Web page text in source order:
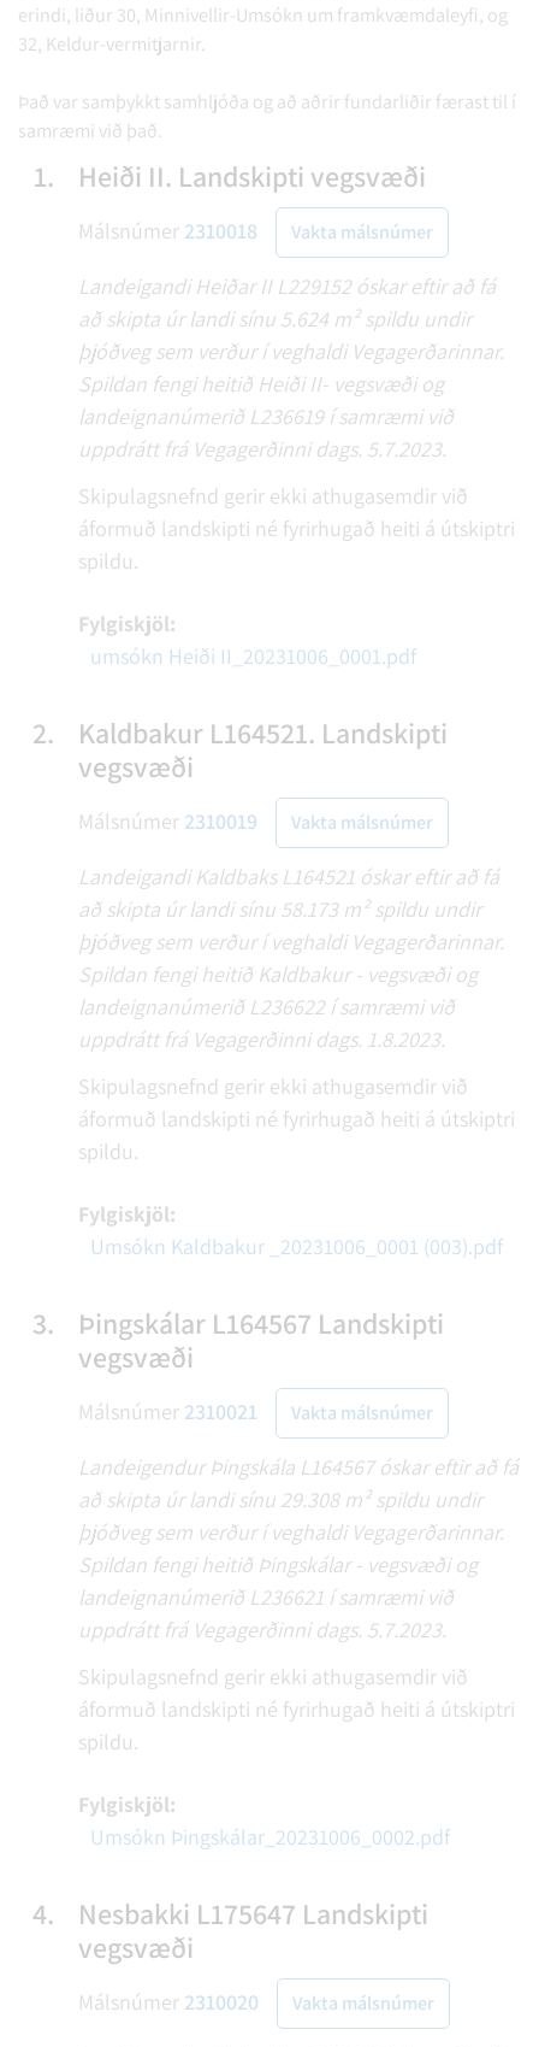
erindi, liður 30, Minnivellir-Umsókn um framkvæmdaleyfi, og
32, Keldur-vermitjarnir.
Það var samþykkt samhljóða og að aðrir fundarliðir færast til í
samræmi við það.
1. Heiði II. Landskipti vegsvæði
Málsnúmer 2310018 Vakta málsnúmer
Landeigandi Heiðar II L229152 óskar eftir að fá
að skipta úr landi sínu 5.624 m² spildu undir
þjóðveg sem verður í veghaldi Vegagerðarinnar.
Spildan fengi heitið Heiði II- vegsvæði og
landeignanúmerið L236619 í samræmi við
uppdrátt frá Vegagerðinni dags. 5.7.2023.
Skipulagsnefnd gerir ekki athugasemdir við
áformuð landskipti né fyrirhugað heiti á útskiptri
spildu.
Fylgiskjöl:
umsókn Heiði II_20231006_0001.pdf
2.
Kaldbakur L164521. Landskipti
vegsvæði
Málsnúmer 2310019 Vakta málsnúmer
Landeigandi Kaldbaks L164521 óskar eftir að fá
að skipta úr landi sínu 58.173 m² spildu undir
þjóðveg sem verður í veghaldi Vegagerðarinnar.
Spildan fengi heitið Kaldbakur - vegsvæði og
landeignanúmerið L236622 í samræmi við
uppdrátt frá Vegagerðinni dags. 1.8.2023.
Skipulagsnefnd gerir ekki athugasemdir við
áformuð landskipti né fyrirhugað heiti á útskiptri
spildu.
Fylgiskjöl:
Umsókn Kaldbakur _20231006_0001 (003).pdf
3.
Þingskálar L164567 Landskipti
vegsvæði
Málsnúmer 2310021 Vakta málsnúmer
Landeigendur Þingskála L164567 óskar eftir að fá
að skipta úr landi sínu 29.308 m² spildu undir
þjóðveg sem verður í veghaldi Vegagerðarinnar.
Spildan fengi heitið Þingskálar - vegsvæði og
landeignanúmerið L236621 í samræmi við
uppdrátt frá Vegagerðinni dags. 5.7.2023.
Skipulagsnefnd gerir ekki athugasemdir við
áformuð landskipti né fyrirhugað heiti á útskiptri
spildu.
Fylgiskjöl:
Umsókn Þingskálar_20231006_0002.pdf
4.
Nesbakki L175647 Landskipti
vegsvæði
Málsnúmer 2310020 Vakta málsnúmer